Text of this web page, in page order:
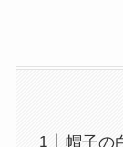
帽子の